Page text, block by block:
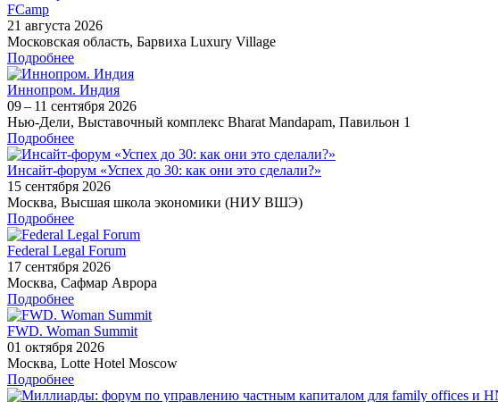
FCamp
21 августа 2026
Московская область, Барвиха Luxury Village
Подробнее
Иннопром. Индия
09 – 11 сентября 2026
Нью-Дели, Выставочный комплекс Bharat Mandapam, Павильон 1
Подробнее
Инсайт-форум «Успех до 30: как они это сделали?»
15 сентября 2026
Москва, Высшая школа экономики (НИУ ВШЭ)
Подробнее
Federal Legal Forum
17 сентября 2026
Москва, Сафмар Аврора
Подробнее
FWD. Woman Summit
01 октября 2026
Москва, Lotte Hotel Moscow
Подробнее